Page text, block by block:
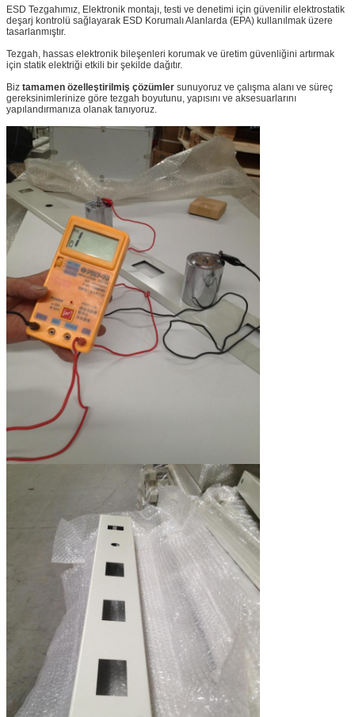
ESD Tezgahımız, Elektronik montajı, testi ve denetimi için güvenilir elektrostatik
deşarj kontrolü sağlayarak ESD Korumalı Alanlarda (EPA) kullanılmak üzere
tasarlanmıştır.
Tezgah, hassas elektronik bileşenleri korumak ve üretim güvenliğini artırmak
için statik elektriği etkili bir şekilde dağıtır.
Biz tamamen özelleştirilmiş çözümler sunuyoruz ve çalışma alanı ve süreç
gereksinimlerinize göre tezgah boyutunu, yapısını ve aksesuarlarını
yapılandırmanıza olanak tanıyoruz.